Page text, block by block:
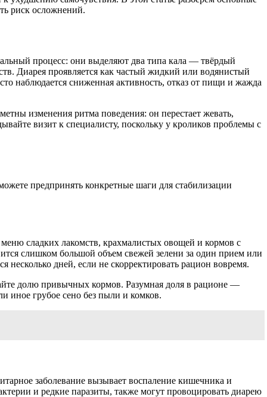
риск осложнений.
процесс: они выделяют два типа кала — твёрдый
Диарея проявляется как частый жидкий или водянистый
наблюдается сниженная активность, отказ от пищи и жажда
изменения ритма поведения: он перестает жевать,
визит к специалисту, поскольку у кроликов проблемы с
предпринять конкретные шаги для стабилизации
сладких лакомств, крахмалистых овощей и кормов с
слишком большой объем свежей зелени за один прием или
дней, если не скорректировать рацион вовремя.
долю привычных кормов. Разумная доля в рационе —
иное грубое сено без пыли и комков.
заболевание вызывает воспаление кишечника и
и редкие паразиты, также могут провоцировать диарею